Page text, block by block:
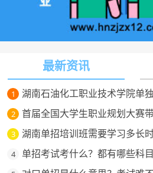
最新资讯
1 湖南石油化工职业技术学院单
2 首届全国大学生职业规划大赛
3 湖南单招培训班需要学习多长时
4 单招考试考什么？都有哪些科目